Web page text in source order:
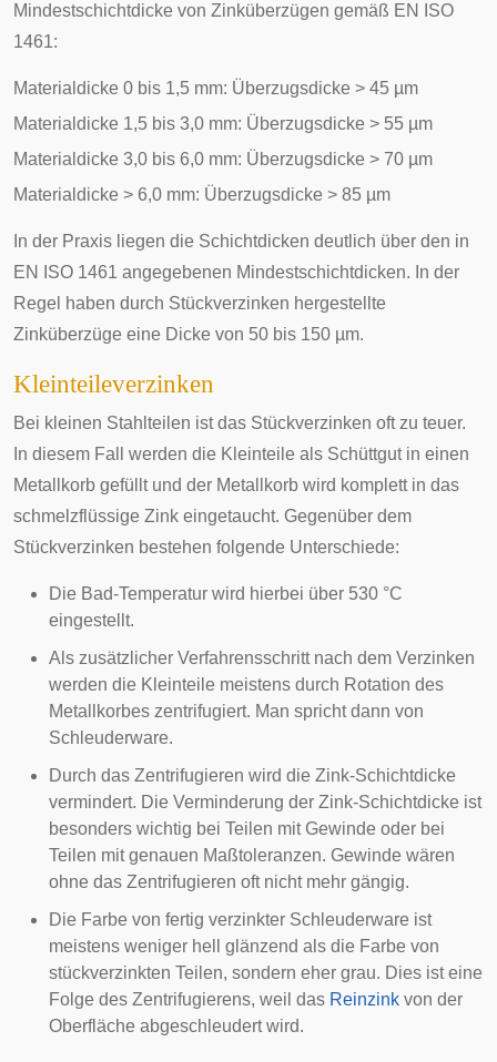
Mindestschichtdicke von Zinküberzügen gemäß EN ISO
1461:
Materialdicke 0 bis 1,5 mm: Überzugsdicke > 45 µm
Materialdicke 1,5 bis 3,0 mm: Überzugsdicke > 55 µm
Materialdicke 3,0 bis 6,0 mm: Überzugsdicke > 70 µm
Materialdicke > 6,0 mm: Überzugsdicke > 85 µm
In der Praxis liegen die Schichtdicken deutlich über den in
EN ISO 1461 angegebenen Mindestschichtdicken. In der
Regel haben durch Stückverzinken hergestellte
Zinküberzüge eine Dicke von 50 bis 150 µm.
Kleinteileverzinken
Bei kleinen Stahlteilen ist das Stückverzinken oft zu teuer.
In diesem Fall werden die Kleinteile als Schüttgut in einen
Metallkorb gefüllt und der Metallkorb wird komplett in das
schmelzflüssige Zink eingetaucht. Gegenüber dem
Stückverzinken bestehen folgende Unterschiede:
Die Bad-Temperatur wird hierbei über 530 °C
eingestellt.
Als zusätzlicher Verfahrensschritt nach dem Verzinken
werden die Kleinteile meistens durch Rotation des
Metallkorbes zentrifugiert. Man spricht dann von
Schleuderware.
Durch das Zentrifugieren wird die Zink-Schichtdicke
vermindert. Die Verminderung der Zink-Schichtdicke ist
besonders wichtig bei Teilen mit Gewinde oder bei
Teilen mit genauen Maßtoleranzen. Gewinde wären
ohne das Zentrifugieren oft nicht mehr gängig.
Die Farbe von fertig verzinkter Schleuderware ist
meistens weniger hell glänzend als die Farbe von
stückverzinkten Teilen, sondern eher grau. Dies ist eine
Folge des Zentrifugierens, weil das Reinzink von der
Oberfläche abgeschleudert wird.